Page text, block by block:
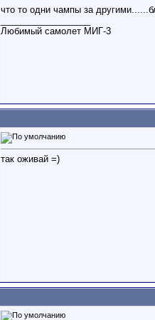
что то одни чампы за
Любимый самолет МИГ-3
так оживай =)